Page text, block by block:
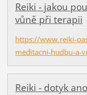
Reiki - jakou
vůně při terapii
https://www.reiki-
meditacni-hudbu-a-
Reiki - dotyk